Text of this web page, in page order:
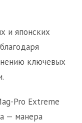
и японских
ключевых
Pro Extreme
— манера